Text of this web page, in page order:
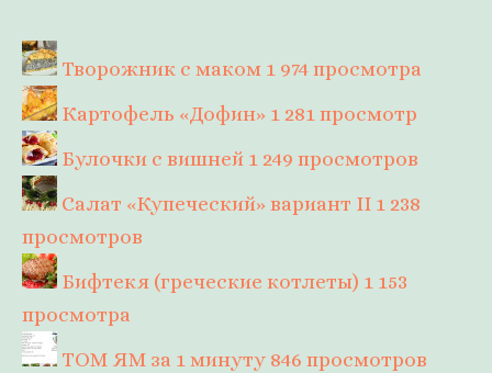
Творожник с маком 1 974 просмотра
Картофель «Дофин» 1 281 просмотр
Булочки с вишней 1 249 просмотров
Салат «Купеческий» вариант II 1 238
просмотров
Бифтекя (греческие котлеты) 1 153
просмотра
ТОМ ЯМ за 1 минуту 846 просмотров